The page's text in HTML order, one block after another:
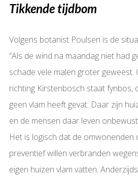
Tikkende tijdbom
Volgens botanist Poulsen is de
“Als de wind na maandag niet had
schade vele malen groter geweest.
richting Kirstenbosch staat fynbos,
geen vlam heeft gevat. Daar zijn
en de mensen daar leven
Het is logisch dat de omwonenden
preventief willen verbranden
eigen huizen vlam vatten.